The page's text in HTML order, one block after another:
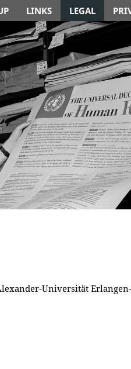
LINKS LEGAL
Universität